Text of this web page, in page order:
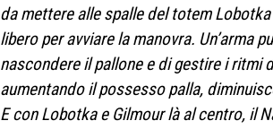
da mettere alle spalle del totem
libero per avviare la manovra. Un’arma
nascondere il pallone e di gestire i ritmi
aumentando il possesso palla,
E con Lobotka e Gilmour là al centro, il